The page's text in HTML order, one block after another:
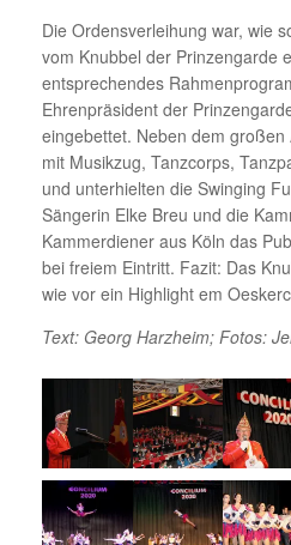
Die Ordensverleihung war, wie
vom Knubbel der Prinzengarde
entsprechendes
Ehrenpräsident der
eingebettet. Neben dem
mit Musikzug, Tanzcorps,
und unterhielten die Swinging
Sängerin Elke Breu und die
Kammerdiener aus Köln das
bei freiem Eintritt. Fazit: Das
wie vor ein Highlight em
Text: Georg Harzheim; Fotos: